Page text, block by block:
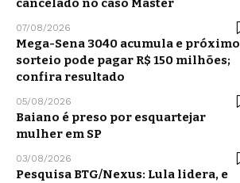
cancelado no caso Master
07/08/2026
Mega-Sena 3040 acumula e próximo
sorteio pode pagar R$ 150 milhões;
confira resultado
05/08/2026
Baiano é preso por esquartejar
mulher em SP
03/08/2026
Pesquisa BTG/Nexus: Lula lidera, e